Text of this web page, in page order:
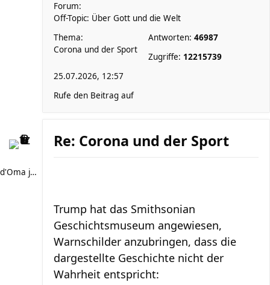
Forum:
Off-Topic: Über Gott und die Welt
Thema:
Corona und der Sport
Antworten: 46987
Zugriffe: 12215739
25.07.2026, 12:57
Rufe den Beitrag auf
d'Oma joggt
Re: Corona und der Sport
Trump hat das Smithsonian
Geschichtsmuseum angewiesen,
Warnschilder anzubringen, dass die
dargestellte Geschichte nicht der
Wahrheit entspricht: